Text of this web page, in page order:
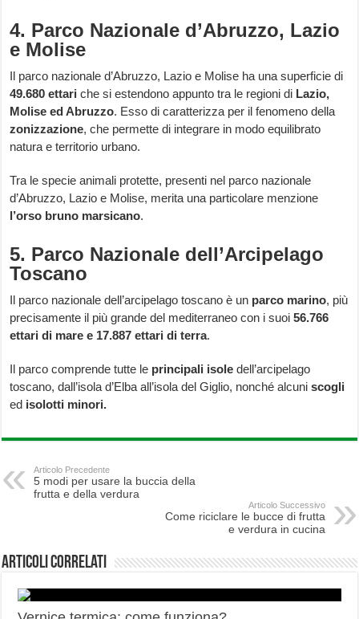
4. Parco Nazionale d’Abruzzo, Lazio
e Molise
Il parco nazionale d’Abruzzo, Lazio e Molise ha una superficie di
49.680 ettari che si estendono appunto tra le regioni di Lazio,
Molise ed Abruzzo. Esso di caratterizza per il fenomeno della
zonizzazione, che permette di integrare in modo equilibrato
natura e territorio urbano.
Tra le specie animali protette, presenti nel parco nazionale
d’Abruzzo, Lazio e Molise, merita una particolare menzione
l’orso bruno marsicano.
5. Parco Nazionale dell’Arcipelago
Toscano
Il parco nazionale dell’arcipelago toscano è un parco marino, più
precisamente il più grande del mediterraneo con i suoi56.766
ettari di mare e 17.887 ettari di terra.
Il parco comprende tutte le principali isole dell’arcipelago
toscano, dall’isola d’Elba all’isola del Giglio, nonché alcuniscogli
ed isolotti minori.
Articolo Precedente
5 modi per usare la buccia della
frutta e della verdura
Articolo Successivo
Come riciclare le bucce di frutta
e verdura in cucina
Articoli correlati